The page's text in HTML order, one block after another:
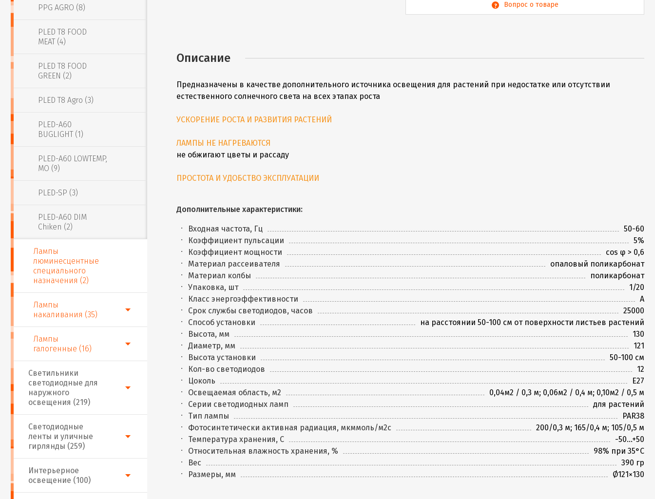
Интерьерное
освещение (100)
PPG AGRO (8)
PLED T8 FOOD
MEAT (4)
PLED T8 FOOD
GREEN (2)
PLED T8 Agro (3)
PLED-A60
BUGLIGHT (1)
PLED-A60 LOWTEMP,
MO (9)
PLED-SP (3)
PLED-А60 DIM
Chiken (2)
Лампы
люминесцентные
специального
назначения (2)
Лампы
накаливания (35)
Лампы
галогенные (16)
Светодиодные
ленты и уличные
гирлянды (259)
Светильники
светодиодные для
наружного
освещения (219)
Вопрос о товаре
Описание
Предназначены в качестве дополнительного источника освещения для растений при недостатке или отсутствии
естественного солнечного света на всех этапах роста
УСКОРЕНИЕ РОСТА И РАЗВИТИЯ РАСТЕНИЙ
ЛАМПЫ НЕ НАГРЕВАЮТСЯ
не обжигают цветы и рассаду
ПРОСТОТА И УДОБСТВО ЭКСПЛУАТАЦИИ
Дополнительные характеристики:
Входная частота, Гц
50-60
Коэффициент пульсации
5%
Коэффициент мощности
cos φ > 0,6
Материал рассеивателя
опаловый поликарбонат
Материал колбы
поликарбонат
Упаковка, шт
1/20
Класс энергоэффективности
A
Срок службы светодиодов, часов
25000
Способ установки
на расстоянии 50-100 см от поверхности листьев растений
Высота, мм
130
Диаметр, мм
121
Высота установки
50-100 см
Кол-во светодиодов
12
Цоколь
E27
Освещаемая область, м2
0,04м2 / 0,3 м; 0,06м2 / 0,4 м; 0,10м2 / 0,5 м
Серии светодиодных ламп
для растений
Тип лампы
PAR38
Фотосинтетически активная радиация, мкммоль/м2с
200/0,3 м; 165/0,4 м; 105/0,5 м
Температура хранения, C
-50...+50
Относительная влажность хранения, %
98% при 35°С
Вес
390 гр
Размеры, мм
Ø121×130